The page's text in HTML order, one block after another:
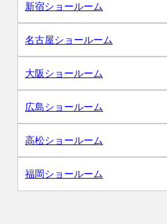
新宿ショールーム
名古屋ショールーム
大阪ショールーム
広島ショールーム
高松ショールーム
福岡ショールーム